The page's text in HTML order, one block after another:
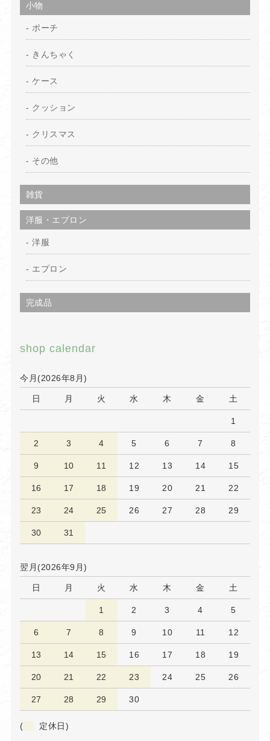
小物
ポーチ
きんちゃく
ケース
クッション
クリスマス
その他
雑貨
洋服・エプロン
洋服
エプロン
完成品
shop calendar
今月(2026年8月)
日 月 火 水 木 金 土
1
2 3 4 5 6 7 8
9 10 11 12 13 14 15
16 17 18 19 20 21 22
23 24 25 26 27 28 29
30 31
翌月(2026年9月)
日 月 火 水 木 金 土
1 2 3 4 5
6 7 8 9 10 11 12
13 14 15 16 17 18 19
20 21 22 23 24 25 26
27 28 29 30
( 定休日)